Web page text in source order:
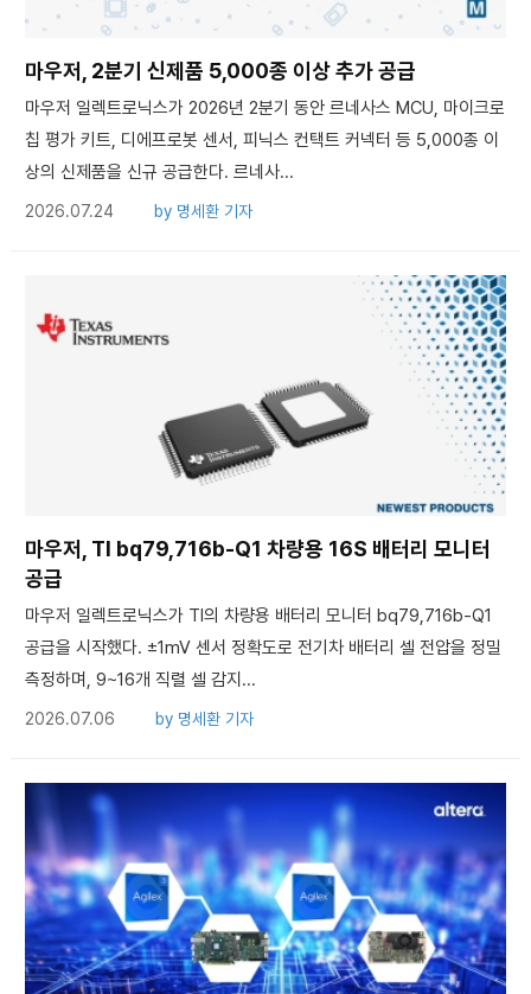
마우저, 2분기 신제품 5,000종 이상 추가 공급
마우저 일렉트로닉스가 2026년 2분기 동안 르네사스 MCU, 마이크로
칩 평가 키트, 디에프로봇 센서, 피닉스 컨택트 커넥터 등 5,000종 이
상의 신제품을 신규 공급한다. 르네사...
2026.07.24 by 명세환 기자
마우저, TI bq79,716b-Q1 차량용 16S 배터리 모니터
공급
마우저 일렉트로닉스가 TI의 차량용 배터리 모니터 bq79,716b-Q1
공급을 시작했다. ±1mV 센서 정확도로 전기차 배터리 셀 전압을 정밀
측정하며, 9~16개 직렬 셀 감지...
2026.07.06 by 명세환 기자